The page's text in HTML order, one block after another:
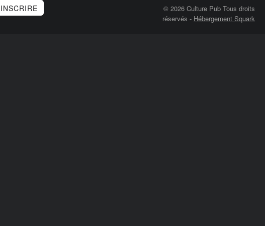
© 2026 Culture Pub Tous droits
réservés - Hébergement Squark